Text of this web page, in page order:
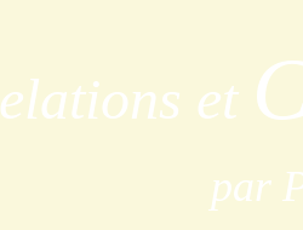
elations et
par